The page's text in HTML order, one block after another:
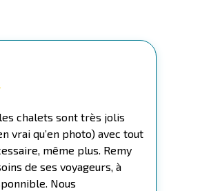
chalets sont très jolis
vrai qu’en photo) avec tout
même plus. Remy
de ses voyageurs, à
Nous